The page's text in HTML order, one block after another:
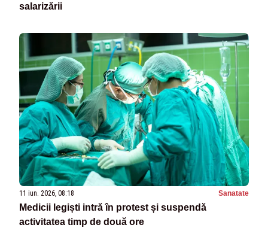
salarizării
11 iun. 2026, 08:18 Sanatate
Medicii legiști intră în protest și suspendă
activitatea timp de două ore